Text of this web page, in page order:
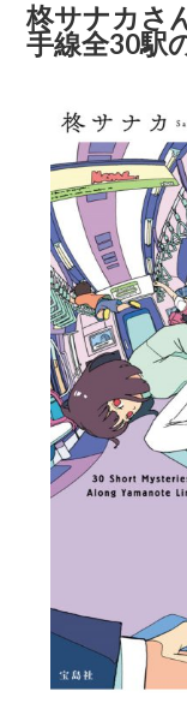
柊サナカさ
手線全30駅